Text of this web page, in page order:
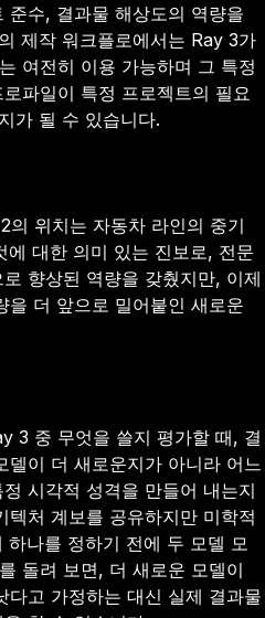
준수, 결과물 해상도의 역량을
제작 워크플로에서는 Ray 3가
여전히 이용 가능하며 그 특정
파일이 특정 프로젝트의 필요
가 될 수 있습니다.
위치는 자동차 라인의 중기
에 대한 의미 있는 진보로, 전문
향상된 역량을 갖췄지만, 이제
을 더 앞으로 밀어붙인 새로운
3 중 무엇을 쓸지 평가할 때, 결
델이 더 새로운지가 아니라 어느
시각적 성격을 만들어 내는지
처 계보를 공유하지만 미학적
하나를 정하기 전에 두 모델 모
돌려 보면, 더 새로운 모델이
다고 가정하는 대신 실제 결과물